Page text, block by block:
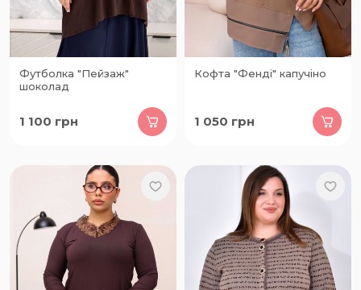
Футболка "Пейзаж"
шоколад
1 100 грн
Кофта "Фенді" капучіно
1 050 грн